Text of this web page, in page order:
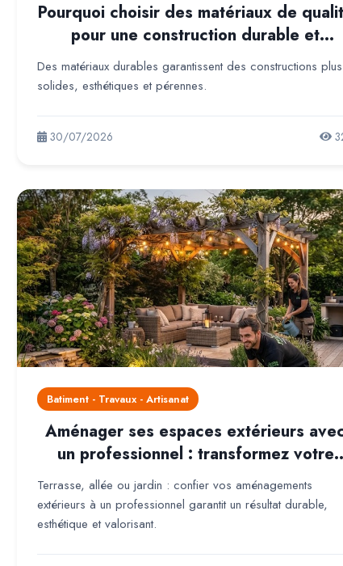
Pourquoi choisir des matériaux de
pour une construction durable et
résistante ?
Des matériaux durables garantissent des constructions plus
solides, esthétiques et pérennes.
30/07/2026
Batiment - Travaux - Artisanat
Aménager ses espaces extérieurs
un professionnel : transformez votre
jardin en un véritable lieu de vie
Terrasse, allée ou jardin : confier vos aménagements
extérieurs à un professionnel garantit un résultat durable,
esthétique et valorisant.